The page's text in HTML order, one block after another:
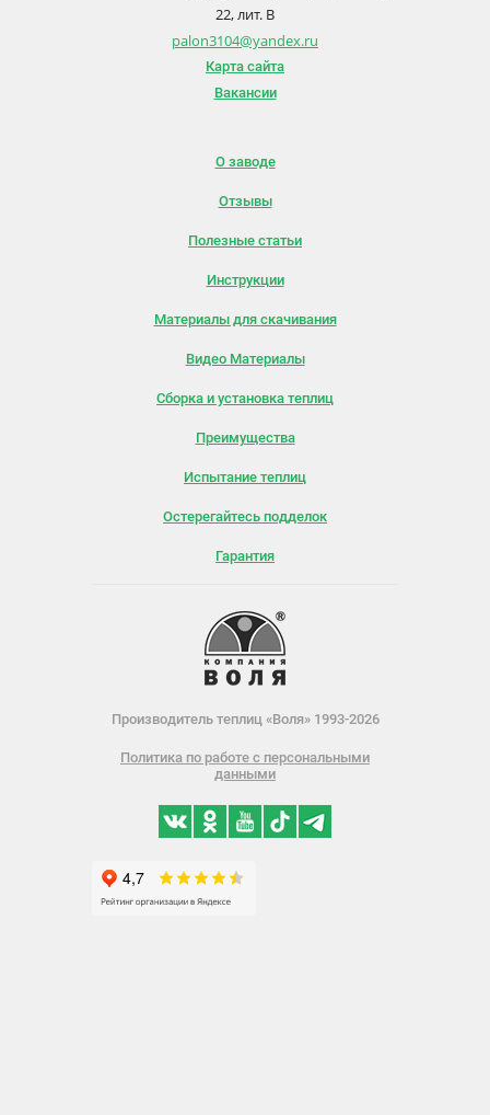
22, лит. В
palon3104@yandex.ru
Карта сайта
Вакансии
О заводе
Отзывы
Полезные статьи
Инструкции
Материалы для скачивания
Видео Материалы
Сборка и установка теплиц
Преимущества
Испытание теплиц
Остерегайтесь подделок
Гарантия
Производитель теплиц «Воля» 1993-2026
Политика по работе с персональными
данными